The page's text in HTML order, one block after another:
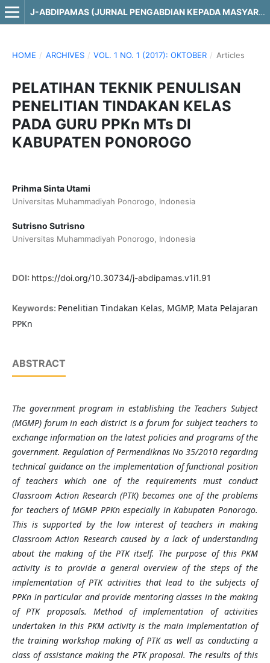
J-ABDIPAMAS (JURNAL PENGABDIAN KEPADA MASYARAKAT)
HOME / ARCHIVES / VOL. 1 NO. 1 (2017): OKTOBER / Articles
PELATIHAN TEKNIK PENULISAN
PENELITIAN TINDAKAN KELAS
PADA GURU PPKn MTs DI
KABUPATEN PONOROGO
Prihma Sinta Utami
Universitas Muhammadiyah Ponorogo, Indonesia
Sutrisno Sutrisno
Universitas Muhammadiyah Ponorogo, Indonesia
DOI: https://doi.org/10.30734/j-abdipamas.v1i1.91
Keywords: Penelitian Tindakan Kelas, MGMP, Mata Pelajaran
PPKn
ABSTRACT
The government program in establishing the Teachers Subject
(MGMP) forum in each district is a forum for subject teachers to
exchange information on the latest policies and programs of the
government. Regulation of Permendiknas No 35/2010 regarding
technical guidance on the implementation of functional position
of teachers which one of the requirements must conduct
Classroom Action Research (PTK) becomes one of the problems
for teachers of MGMP PPKn especially in Kabupaten Ponorogo.
This is supported by the low interest of teachers in making
Classroom Action Research caused by a lack of understanding
about the making of the PTK itself. The purpose of this PKM
activity is to provide a general overview of the steps of the
implementation of PTK activities that lead to the subjects of
PPKn in particular and provide mentoring classes in the making
of PTK proposals. Method of implementation of activities
undertaken in this PKM activity is the main implementation of
the training workshop making of PTK as well as conducting a
class of assistance making the PTK proposal. The results of this